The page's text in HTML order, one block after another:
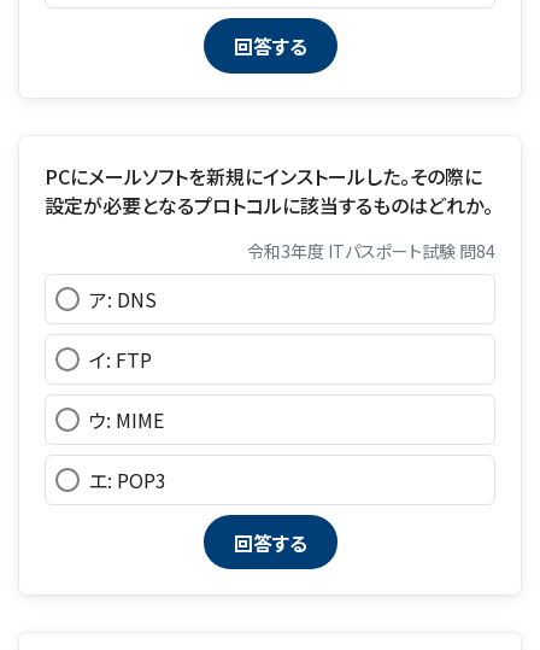
PCにメールソフトを新規にインストールした。その際に
設定が必要となるプロトコルに該当するものはどれか。
令和3年度 ITパスポート試験 問84
ア: DNS
イ: FTP
ウ: MIME
エ: POP3